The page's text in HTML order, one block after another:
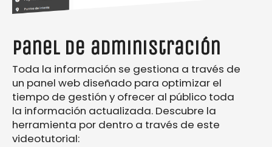
Panel de administración
Toda la información se gestiona a través de
un panel web diseñado para optimizar el
tiempo de gestión y ofrecer al público toda
la información actualizada. Descubre la
herramienta por dentro a través de este
videotutorial: